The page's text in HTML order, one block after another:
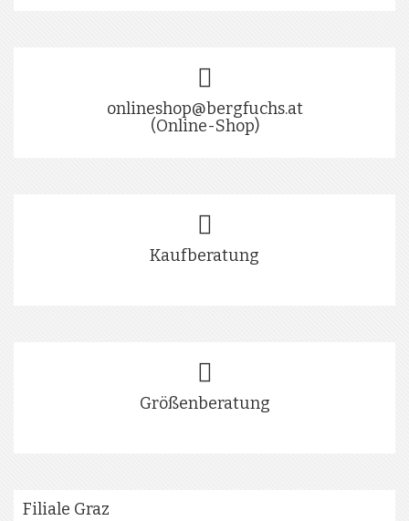
onlineshop@bergfuchs.at
(Online-Shop)
Kaufberatung
Größenberatung
Filiale Graz